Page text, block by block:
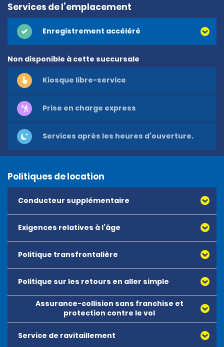
Services de l’emplacement
Enregistrement accéléré
Non disponible à cette succursale
Kiosque libre-service
Prise en charge express
Services après les heures d’ouverture.
Politiques de location
Conducteur supplémentaire
Exigences relatives à l’âge
Politique transfrontalière
Politique sur les retours en aller simple
Assurance-collision sans franchise et
protection contre le vol
Service de ravitaillement